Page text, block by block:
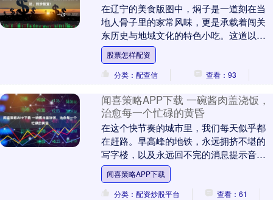
在辽宁的美食版图中，焖子是一道刻在当
地人骨子里的家常风味，更是承载着闯关
东历史与地域文化的特色小吃。这道以淀
粉为核心原料的美食，看似简单朴素，却
有着千变万化的吃....
股票怎样配资
分类：配查信
查看：93
闻喜策略APP下载 一碗酱肉盖浇饭，
治愈每一个忙碌的黄昏
在这个快节奏的城市里，我们每天似乎都
在赶路。早高峰的地铁，永远拥挤不堪的
写字楼，以及永远回不完的消息提示音。
每当夜幕降临，拖着疲惫的身躯回到家，
面对那一盏昏黄的....
闻喜策略APP下载
分类：配资炒股平台
查看：61